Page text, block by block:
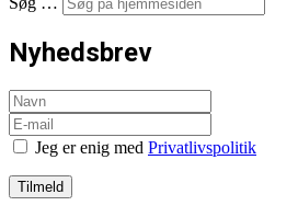
Nyhedsbrev
Jeg er enig med Privatlivspolitik